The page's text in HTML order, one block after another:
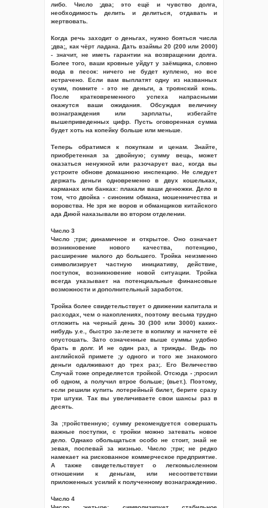
либо. Число ;два; это ещё и чувство долга,
необходимость делить и делиться, отдавать и
жертвовать.
Когда речь заходит о деньгах, нужно бояться числа
;два;, как чёрт ладана. Дать взаймы 20 (200 или 2000)
- значит, не иметь гарантии на возвращении долга.
Более того, ваши кровные уйдут у заёмщика, словно
вода в песок: ничего не будет куплено, но все
истрачено. Если вам выплатят одну из названных
сумм, помните - это не деньги, а троянский конь.
После кратковременного успеха напрасными
окажутся ваши ожидания. Обсуждая величину
вознаграждения или зарплаты, избегайте
вышеприведенных цифр. Пусть оговоренная сумма
будет хоть на копейку больше или меньше.
Теперь обратимся к покупкам и ценам. Знайте,
приобретенная за ;двойную; сумму вещь, может
оказаться ненужной или разочарует вас, когда вы
устроите обнове домашнюю инспекцию. Не следует
держать деньги одновременно в двух кошельках,
карманах или банках: плакали ваши денюжки. Дело в
том, что двойка - синоним обмана, мошенничества и
воровства. Не зря же воров и обманщиков китайского
ада Диюй наказывали во втором отделении.
Число 3
Число ;три; динамичное и открытое. Оно означает
возникновение нового качества, потенцию,
расширение малого до большего. Тройка неизменно
символизирует частную инициативу, действие,
поступок, возникновение новой ситуации. Тройка
всегда указывает на потенциальные финансовые
возможности и дополнительный заработок.
Тройка более свидетельствует о движении капитала и
расходах, чем о накоплениях, поэтому весьма трудно
отложить на черный день 30 (300 или 3000) каких-
нибудь у.е., быстро за-лезете в копилку и начнете её
опустошать. Зато означенные выше суммы удобно
брать в долг. И не один раз, а трижды. Ведь по
английской примете ;у одного и того же знакомого
деньги одалживают до трех раз;. Его Величество
Случай тоже определяется тройкой. Отсюда - ;просил
об одном, а получил втрое больше; (вьет.). Поэтому,
если решили купить лотерейный билет, берите сразу
три штуки. Так вы увеличиваете свои шансы раз в
десять.
За ;тройственную; сумму рекомендуется совершать
важные поступки, с тройки можно затевать новое
дело. Однако обольщаться особо не стоит, знай не
зевая, поспевай за жизнью. Число ;три; не редко
намекает на рискованное коммерческое предприятие.
А также свидетельствует о легкомысленном
отношении к деньгам, или несоответствии
приложенных усилий к полученному вознаграждению.
Число 4